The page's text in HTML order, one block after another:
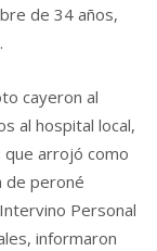
de 34 años,
cayeron al
al hospital local,
que arrojó como
de peroné
Personal
informaron